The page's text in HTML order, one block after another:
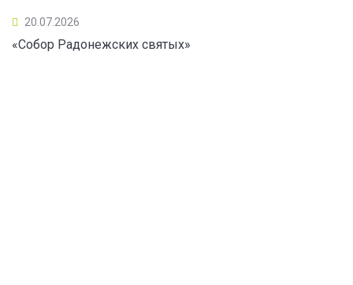
20.07.2026
«Собор Радонежских святых»